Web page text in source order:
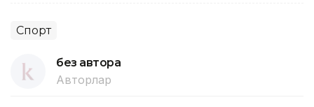
Спорт
без автора
Авторлар